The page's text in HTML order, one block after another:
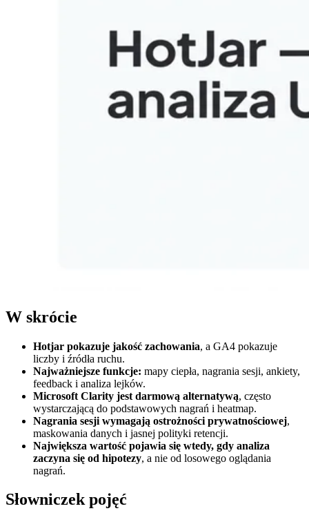
W skrócie
Hotjar pokazuje jakość zachowania, a GA4 pokazuje
liczby i źródła ruchu.
Najważniejsze funkcje: mapy ciepła, nagrania sesji, ankiety,
feedback i analiza lejków.
Microsoft Clarity jest darmową alternatywą, często
wystarczającą do podstawowych nagrań i heatmap.
Nagrania sesji wymagają ostrożności prywatnościowej,
maskowania danych i jasnej polityki retencji.
Największa wartość pojawia się wtedy, gdy analiza
zaczyna się od hipotezy, a nie od losowego oglądania
nagrań.
Słowniczek pojęć